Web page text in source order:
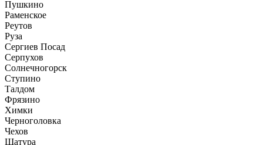
Пушкино
Раменское
Реутов
Руза
Сергиев Посад
Серпухов
Солнечногорск
Ступино
Талдом
Фрязино
Химки
Черноголовка
Чехов
Шатура